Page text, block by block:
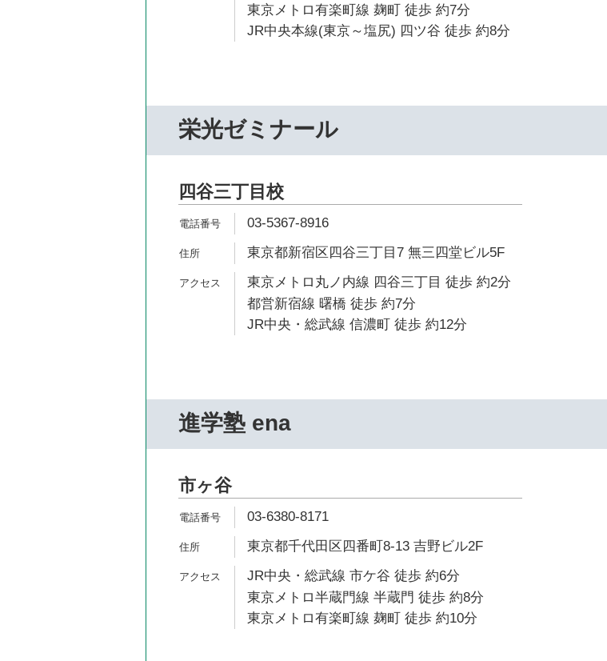
東京メトロ有楽町線 麹町 徒歩 約7分
JR中央本線(東京～塩尻) 四ツ谷 徒歩 約8分
栄光ゼミナール
四谷三丁目校
03-5367-8916
東京都新宿区四谷三丁目7 無三四堂ビル5F
東京メトロ丸ノ内線 四谷三丁目 徒歩 約2分
都営新宿線 曙橋 徒歩 約7分
JR中央・総武線 信濃町 徒歩 約12分
進学塾 ena
市ヶ谷
03-6380-8171
東京都千代田区四番町8-13 吉野ビル2F
JR中央・総武線 市ケ谷 徒歩 約6分
東京メトロ半蔵門線 半蔵門 徒歩 約8分
東京メトロ有楽町線 麹町 徒歩 約10分